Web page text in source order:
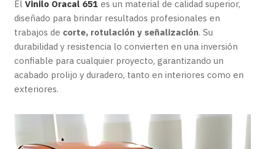
El Vinilo Oracal 651 es un material de calidad superior,
diseñado para brindar resultados profesionales en
trabajos de corte, rotulación y señalización. Su
durabilidad y resistencia lo convierten en una inversión
confiable para cualquier proyecto, garantizando un
acabado prolijo y duradero, tanto en interiores como en
exteriores.